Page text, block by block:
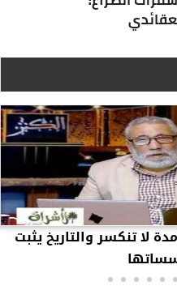
لا تنكسر والتاريخ يثبت